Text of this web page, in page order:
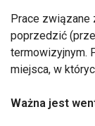
Prace związane
poprzedzić
termowizyjnym.
miejsca, w
Ważna jest